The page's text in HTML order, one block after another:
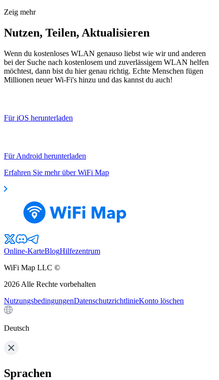
Zeig mehr
Nutzen, Teilen, Aktualisieren
Wenn du kostenloses WLAN genauso liebst wie wir und anderen
bei der Suche nach kostenlosem und zuverlässigem WLAN helfen
möchtest, dann bist du hier genau richtig. Echte Menschen fügen
Millionen neuer Wi-Fi's hinzu und das kannst du auch!
Für iOS herunterladen
Für Android herunterladen
Erfahren Sie mehr über WiFi Map
Online-KarteBlogHilfezentrum
WiFi Map LLC ©
2026 Alle Rechte vorbehalten
NutzungsbedingungenDatenschutzrichtlinieKonto löschen
Deutsch
Sprachen